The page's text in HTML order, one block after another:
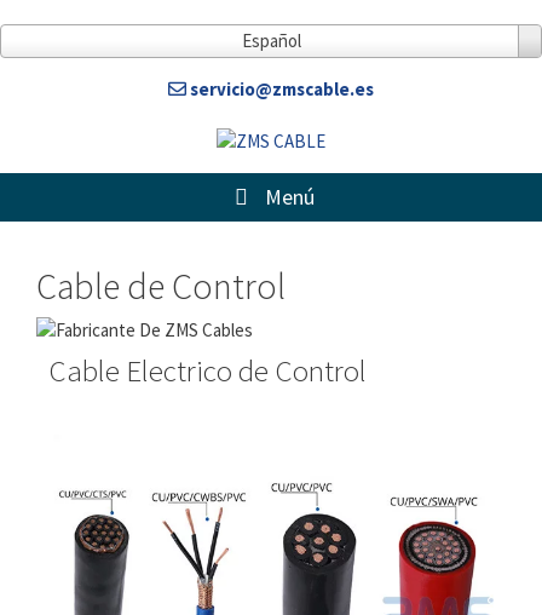
Español
servicio@zmscable.es
Menú
Cable de Control
Cable Electrico de Control